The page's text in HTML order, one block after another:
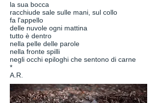
la sua bocca
racchiude sale sulle mani, sul collo
fa l'appello
delle nuvole ogni mattina
tutto è dentro
nella pelle delle parole
nella fronte spilli
negli occhi epiloghi che sentono di carne
*
A.R.